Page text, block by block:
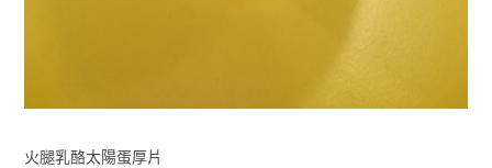
火腿乳酪太陽蛋厚片